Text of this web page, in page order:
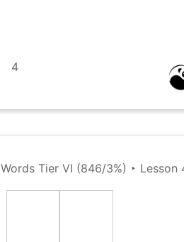
4
Words Tier VI (846/3%) ‣ Lesson